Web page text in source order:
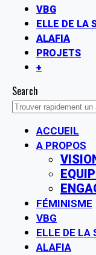
VBG
ELLE DE LA
ALAFIA
PROJETS
+
Search
ACCUEIL
A PROPOS
FÉMINISME
VBG
ELLE DE LA
ALAFIA